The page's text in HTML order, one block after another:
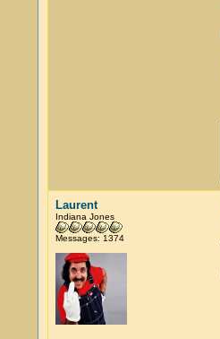
Laurent
Indiana Jones
Messages: 1374